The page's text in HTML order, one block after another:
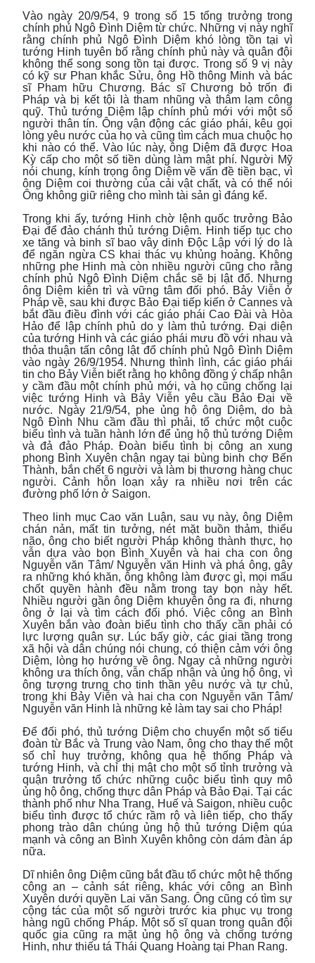
Vào ngày 20/9/54, 9 trong số 15 tổng trưởng trong
chính phủ Ngô Đình Diệm từ chức. Những vị này nghĩ
rằng chính phủ Ngô Đình Diệm khó lòng tồn tại vì
tướng Hinh tuyên bố rằng chính phủ này và quân đội
không thể song song tồn tại được. Trong số 9 vị này
có kỹ sư Phan khắc Sửu, ông Hồ thông Minh và bác
sĩ Pham hữu Chương. Bác sĩ Chương bỏ trốn đi
Pháp và bị kết tội là tham nhũng và thâm lạm công
quỹ. Thủ tướng Diệm lập chính phủ mới với một số
người thân tín. Ông vận động các giáo phái, kêu gọi
lòng yêu nước của họ và cũng tìm cách mua chuộc họ
khi nào có thể. Vào lúc này, ông Diệm đã được Hoa
Kỳ cấp cho một số tiền dùng làm mật phí. Người Mỹ
nói chung, kính trọng ông Diệm về vấn đề tiền bạc, vì
ông Diệm coi thường của cải vật chất, và có thể nói
Ông không giữ riêng cho mình tài sản gì đáng kể.
Trong khi ấy, tướng Hinh chờ lệnh quốc trưởng Bảo
Đại để đảo chánh thủ tướng Diệm. Hinh tiếp tục cho
xe tăng và binh sĩ bao vây dinh Độc Lập với lý do là
để ngăn ngừa CS khai thác vụ khủng hoảng. Không
những phe Hinh mà còn nhiều người cũng cho rằng
chính phủ Ngô Đình Diệm chắc sẽ bị lật đổ. Nhưng
ông Diệm kiên trì và vững tâm đối phó. Bảy Viễn ở
Pháp về, sau khi được Bảo Đại tiếp kiến ở Cannes và
bắt đầu điều đình với các giáo phái Cao Đài và Hòa
Hảo để lập chính phủ do y làm thủ tướng. Đại diện
của tướng Hinh và các giáo phái mưu đồ với nhau và
thỏa thuận tấn công lật đổ chính phủ Ngô Đình Diệm
vào ngày 26/9/1954. Nhưng thình lình, các giáo phái
tin cho Bảy Viễn biết rằng họ không đồng ý chấp nhận
y cầm đầu một chính phủ mới, và họ cũng chống lại
việc tướng Hinh và Bảy Viễn yêu cầu Bảo Đại về
nước. Ngày 21/9/54, phe ủng hộ ông Diệm, do bà
Ngô Đình Nhu cầm đầu thì phải, tổ chức một cuộc
biểu tình và tuần hành lớn để ủng hộ thủ tướng Diệm
và đả đảo Pháp. Đoàn biểu tình bị công an xung
phong Bình Xuyên chận ngay tại bùng binh chợ Bến
Thành, bắn chết 6 người và làm bị thương hàng chục
người. Cảnh hỗn loạn xảy ra nhiều nơi trên các
đường phố lớn ở Saigon.
Theo linh mục Cao văn Luận, sau vụ này, ông Diệm
chán nản, mất tin tưởng, nét mặt buồn thảm, thiểu
não, ông cho biết người Pháp không thành thực, họ
vẫn dựa vào bọn Bình Xuyên và hai cha con ông
Nguyễn văn Tâm/ Nguyễn văn Hinh và phá ông, gây
ra những khó khăn, ông không làm được gì, mọi mấu
chốt quyền hành đều nằm trong tay bọn này hết.
Nhiều người gần ông Diệm khuyên ông ra đi, nhưng
ông ở lại và tìm cách đối phó. Việc công an Bình
Xuyên bắn vào đoàn biểu tình cho thấy cần phải có
lực lượng quân sự. Lúc bấy giờ, các giai tầng trong
xã hội và dân chúng nói chung, có thiện cảm với ông
Diệm, lòng họ hướng về ông. Ngay cả những người
không ưa thích ông, vẫn chấp nhận và ủng hộ ông, vì
ông tượng trưng cho tinh thần yêu nước và tự chủ,
trong khi Bảy Viễn và hai cha con Nguyễn văn Tâm/
Nguyễn văn Hinh là những kẻ làm tay sai cho Pháp!
Để đối phó, thủ tướng Diệm cho chuyển một số tiểu
đoàn từ Bắc và Trung vào Nam, ông cho thay thế một
số chỉ huy trưởng, không qua hệ thống Pháp và
tướng Hinh, và chỉ thị mật cho một số tỉnh trưởng và
quận trưởng tổ chức những cuộc biểu tình quy mô
ủng hộ ông, chống thực dân Pháp và Bảo Đại. Tại các
thành phố như Nha Trang, Huế và Saigon, nhiều cuộc
biểu tình được tổ chức rầm rộ và liên tiếp, cho thấy
phong trào dân chúng ủng hộ thủ tướng Diệm qúa
mạnh và công an Bình Xuyên không còn dám đàn áp
nữa.
Dĩ nhiên ông Diệm cũng bắt đầu tổ chức một hệ thống
công an – cảnh sát riêng, khác với công an Bình
Xuyên dưới quyền Lai văn Sang. Ông cũng có tìm sự
cộng tác của một số người trước kia phục vụ trong
hàng ngũ chống Pháp. Một số sĩ quan trong quân đội
quốc gia cũng ra mặt ủng hộ ông và chống tướng
Hinh, như thiếu tá Thái Quang Hoàng tại Phan Rang.